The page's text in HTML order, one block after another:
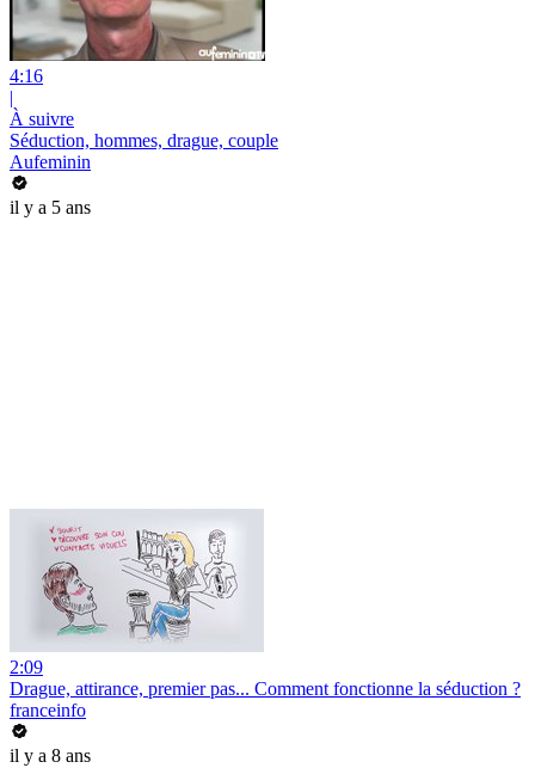
4:16
|
À suivre
Séduction, hommes, drague, couple
Aufeminin
il y a 5 ans
2:09
Drague, attirance, premier pas... Comment fonctionne la séduction ?
franceinfo
il y a 8 ans